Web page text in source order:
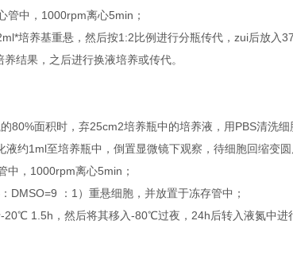
管中，1000rpm离心5min；
培养基重悬，然后按1:2比例进行分瓶传代，zui后放入
结果，之后进行换液培养或传代。
80%面积时，弃25cm2培养瓶中的培养液，用PBS清洗细
液约1ml至培养瓶中，倒置显微镜下观察，待细胞回缩变
中，1000rpm离心5min；
DMSO=9 ：1）重悬细胞，并放置于冻存管中；
20℃ 1.5h，然后将其移入-80℃过夜，24h后转入液氮中进